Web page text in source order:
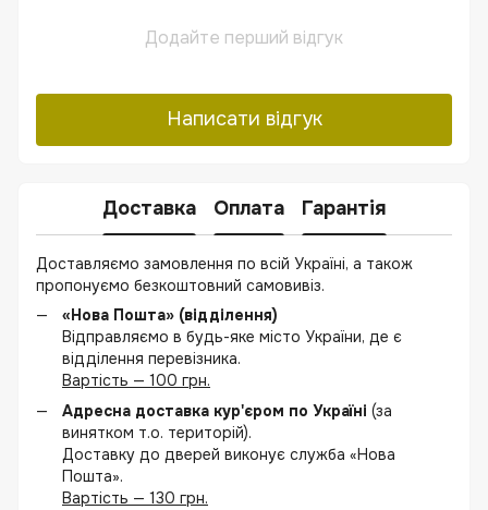
Додайте перший відгук
Написати відгук
Доставка Оплата Гарантія
Доставляємо замовлення по всій Україні, а також
пропонуємо безкоштовний самовивіз.
«Нова Пошта» (відділення)
Відправляємо в будь-яке місто України, де є
відділення перевізника.
Вартість — 100 грн.
Адресна доставка кур'єром по Україні (за
винятком т.о. територій).
Доставку до дверей виконує служба «Нова
Пошта».
Вартість — 130 грн.